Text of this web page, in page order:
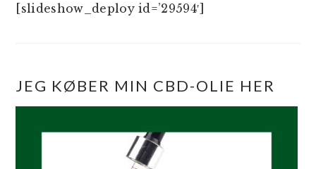
[slideshow_deploy id=’29594′]
JEG KØBER MIN CBD-OLIE HER